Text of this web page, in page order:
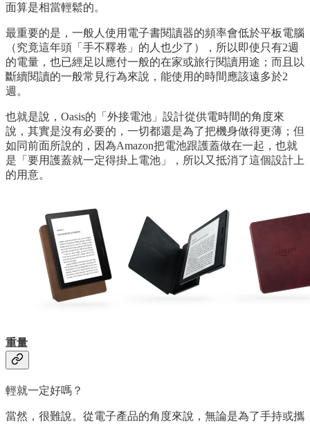
面算是相當輕鬆的。
最重要的是，一般人使用電子書閱讀器的頻率會低於平板電腦
（究竟這年頭「手不釋卷」的人也少了），所以即使只有2週
的電量，也已經足以應付一般的在家或旅行閱讀用途；而且以
斷續閱讀的一般常見行為來說，能使用的時間應該遠多於2
週。
也就是說，Oasis的「外接電池」設計從供電時間的角度來
說，其實是沒有必要的，一切都還是為了把機身做得更薄；但
如同前面所說的，因為Amazon把電池跟護蓋做在一起，也就
是「要用護蓋就一定得掛上電池」，所以又抵消了這個設計上
的用意。
重量
輕就一定好嗎？
當然，很難說。從電子產品的角度來說，無論是為了手持或攜